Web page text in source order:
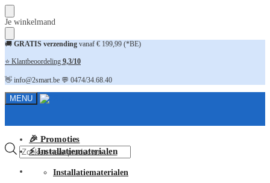
Skip
to
navigation
Skip
to
content
Je winkelmand
🚚 GRATIS verzending vanaf € 199,99 (*BE)
⭐ Klantbeoordeling 9,3/10
👋 info@2smart.be 💬 0474/34.68.40
MENU
Producten
zoeken
FAQ
🎉 Promoties
⚡ Installatiematerialen
Installatiematerialen